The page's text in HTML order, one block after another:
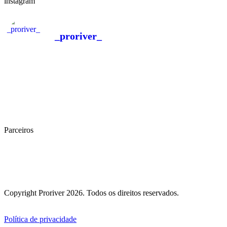
_proriver_
Parceiros
Copyright Proriver 2026. Todos os direitos reservados.
Política de privacidade